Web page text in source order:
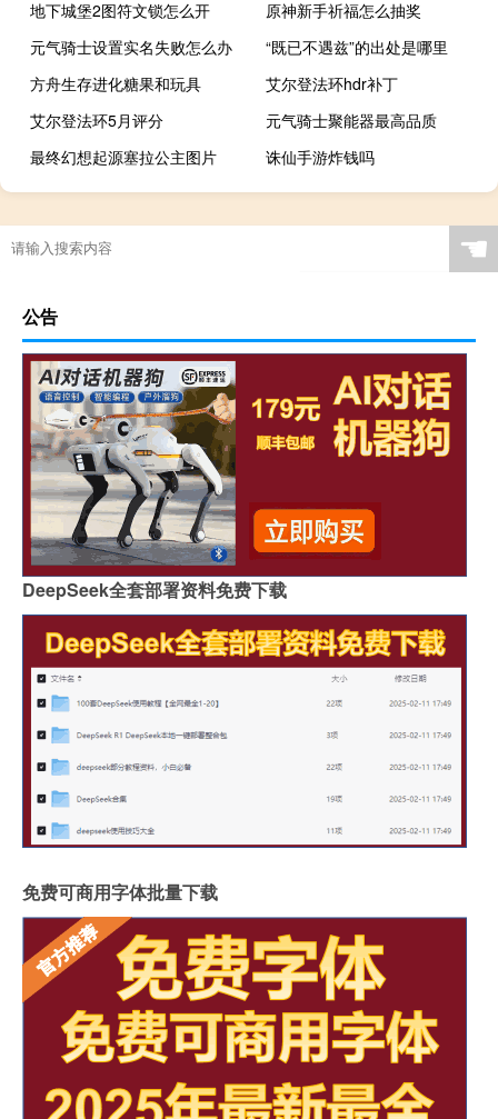
地下城堡2图符文锁怎么开
原神新手祈福怎么抽奖
元气骑士设置实名失败怎么办
“既已不遇兹”的出处是哪里
方舟生存进化糖果和玩具
艾尔登法环hdr补丁
艾尔登法环5月评分
元气骑士聚能器最高品质
最终幻想起源塞拉公主图片
诛仙手游炸钱吗
☚
公告
DeepSeek全套部署资料免费下载
免费可商用字体批量下载